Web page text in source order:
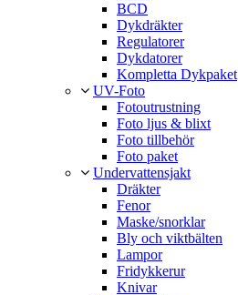
BCD
Dykdräkter
Regulatorer
Dykdatorer
Kompletta Dykpaket
UV-Foto
Fotoutrustning
Foto ljus & blixt
Foto tillbehör
Foto paket
Undervattensjakt
Dräkter
Fenor
Maske/snorklar
Bly och viktbälten
Lampor
Fridykkerur
Knivar